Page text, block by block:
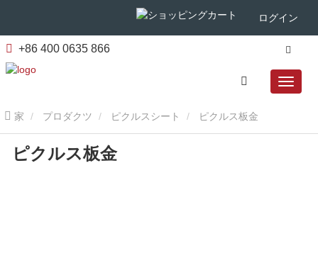
ログイン
+86 400 0635 866
家 プロダクツ ピクルスシート ピクルス板金
ピクルス板金